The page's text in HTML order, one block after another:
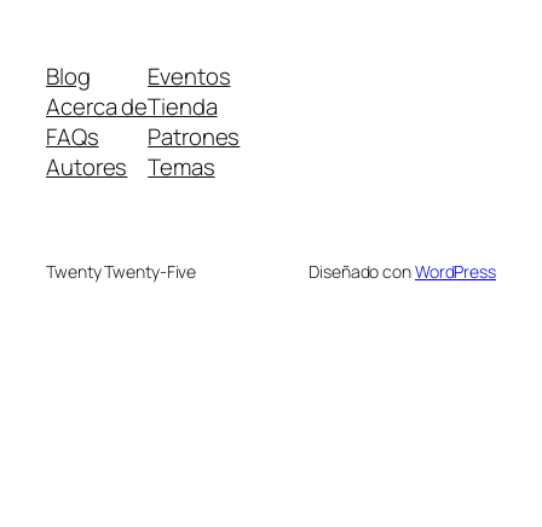
Blog
Acerca de
FAQs
Autores
Eventos
Tienda
Patrones
Temas
Twenty Twenty-Five Diseñado conWordPress